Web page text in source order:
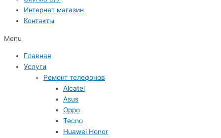
Интернет магазин
Контакты
Menu
Главная
Услуги
Ремонт телефонов
Alcatel
Asus
Oppo
Tecno
Huawei Honor